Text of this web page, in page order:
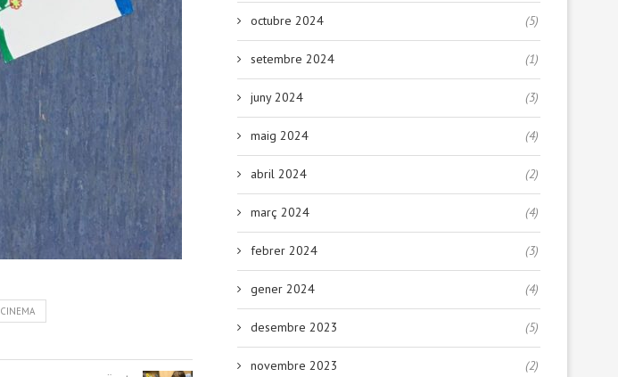
CINEMA
octubre 2024 (5)
setembre 2024 (1)
juny 2024 (3)
maig 2024 (4)
abril 2024 (2)
març 2024 (4)
febrer 2024 (3)
gener 2024 (4)
desembre 2023 (5)
novembre 2023 (2)